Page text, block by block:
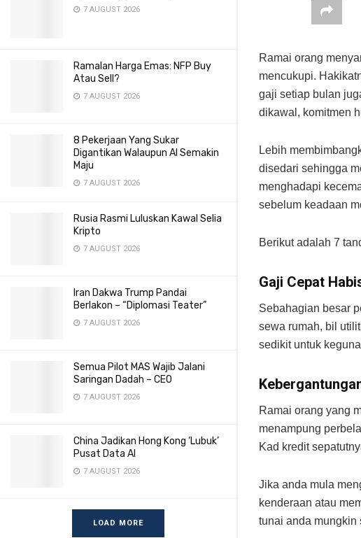
7 AUGUST 2026
Ramalan Harga Emas: NFP Buy
Atau Sell?
7 AUGUST 2026
8 Pekerjaan Yang Sukar
Digantikan Walaupun AI Semakin
Maju
7 AUGUST 2026
Rusia Rasmi Luluskan Kawal Selia
Kripto
7 AUGUST 2026
Iran Dakwa Trump Pandai
Berlakon – “Diplomasi Teater”
7 AUGUST 2026
Semua Pilot MAS Wajib Jalani
Saringan Dadah – CEO
7 AUGUST 2026
China Jadikan Hong Kong ‘Lubuk’
Pusat Data AI
7 AUGUST 2026
LOAD MORE
Ramai orang
mencukupi.
gaji setiap bulan
dikawal, komitmen
Lebih
disedari sehingga
menghadapi
sebelum keadaan
Berikut adalah 7
Gaji Cepat
Sebahagian besar
sewa rumah, bil
sedikit untuk
Ramai orang yang
menampung
Kad kredit
Jika anda mula
kenderaan atau
tunai anda mungkin